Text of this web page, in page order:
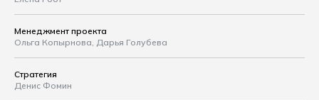
Менеджмент проекта
Ольга Копырнова, Дарья Голубева
Стратегия
Денис Фомин